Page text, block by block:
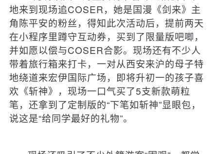
地来到现场追COSER，她是国漫《剑来》主
角陈平安的粉丝，得知此次活动后，提前两天
在小程序里蹲守互动券，买到了限量版吧唧，
并如愿以偿与COSER合影。现场还有不少人
带着旅行箱来打卡，一对从西安来沪的母子特
地绕道来宏伊国际广场，即将升初一的孩子喜
欢《斩神》，现场一口气买了5支新款萌粒
笔，还拿到了定制版的“下笔如斩神”显眼包，
说这是“给同学最好的礼物”。